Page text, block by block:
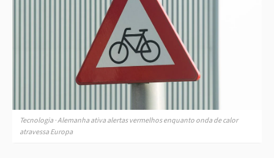
Tecnologia · Alemanha ativa alertas vermelhos enquanto onda de calor
atravessa Europa